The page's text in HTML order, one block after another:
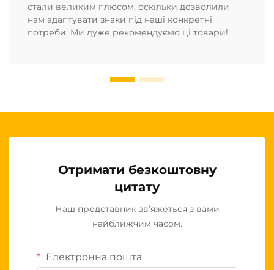
стали великим плюсом, оскільки дозволили
нам адаптувати знаки під наші конкретні
потреби. Ми дуже рекомендуємо ці товари!
Отримати безкоштовну
цитату
Наш представник зв’яжеться з вами
найближчим часом.
Електронна пошта